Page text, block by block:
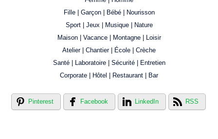
Fille | Garçon | Bébé | Nourisson
Sport | Jeux | Musique | Nature
Maison | Vacance | Montagne | Loisir
Atelier | Chantier | École | Crèche
Santé | Laboratoire | Sécurité | Entretien
Corporate | Hôtel | Restaurant | Bar
Pinterest Facebook LinkedIn RSS